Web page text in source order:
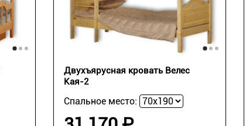
Двухъярусная кровать Велес
Кая-2
Спальное место: